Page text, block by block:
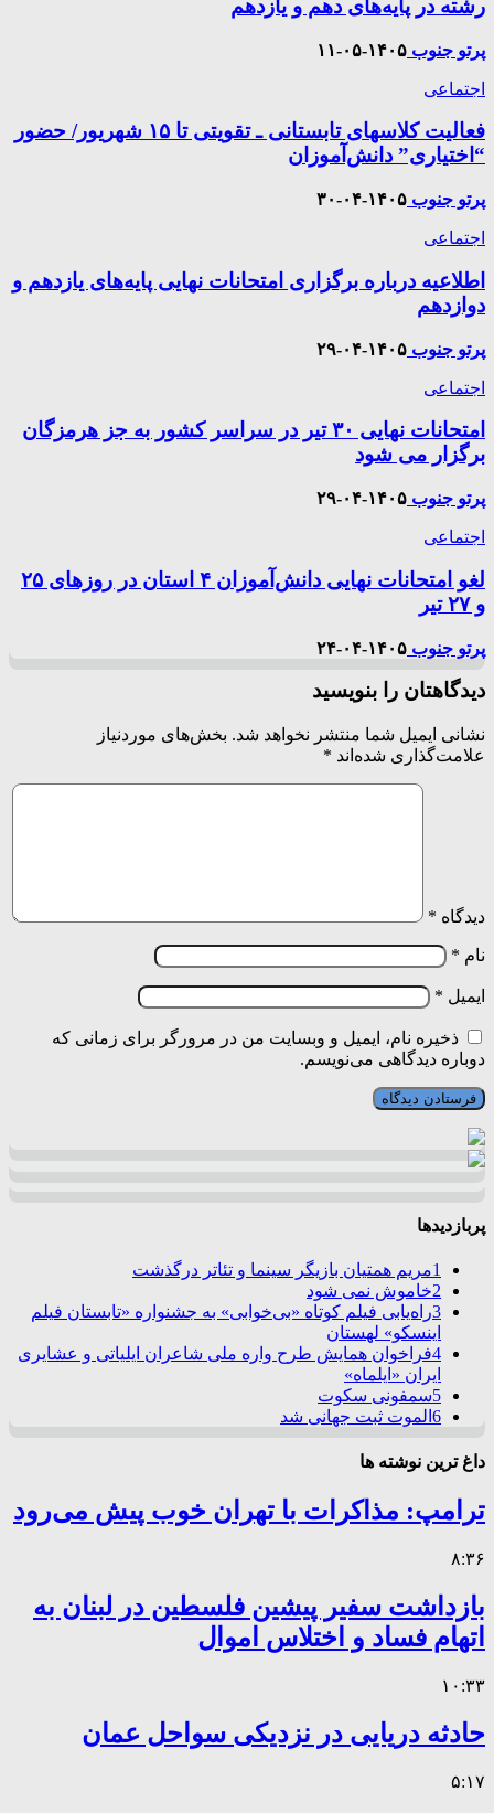
رشته در پایه‌های دهم و یازدهم
پرتو جنوب ۱۴۰۵-۰۵-۱۱
اجتماعی
فعالیت کلاسهای تابستانی ـ تقویتی تا ۱۵ شهریور/ حضور
“اختیاری” دانش‌آموزان
پرتو جنوب ۱۴۰۵-۰۴-۳۰
اجتماعی
اطلاعیه درباره برگزاری امتحانات نهایی پایه‌های یازدهم و
دوازدهم
پرتو جنوب ۱۴۰۵-۰۴-۲۹
اجتماعی
امتحانات نهایی ۳۰ تیر در سراسر کشور به جز هرمزگان
برگزار می شود
پرتو جنوب ۱۴۰۵-۰۴-۲۹
اجتماعی
لغو امتحانات نهایی دانش‌آموزان ۴ استان در روزهای ۲۵
و ۲۷ تیر
پرتو جنوب ۱۴۰۵-۰۴-۲۴
دیدگاهتان را بنویسید
نشانی ایمیل شما منتشر نخواهد شد. بخش‌های موردنیاز
علامت‌گذاری شده‌اند *
دیدگاه *
نام *
ایمیل *
ذخیره نام، ایمیل و وبسایت من در مرورگر برای زمانی که
دوباره دیدگاهی می‌نویسم.
پربازدیدها
1مریم همتیان بازیگر سینما و تئاتر درگذشت
2خاموش نمی شود
3راه‌یابی فیلم کوتاه «بی‌خوابی» به جشنواره «تابستان فیلم
اینسکو» لهستان
4فراخوان همایش طرح واره ملی شاعران ایلیاتی و عشایری
ایران «ایلماه»
5سمفونی سکوت
6 الموت ثبت جهانی شد
داغ ترین نوشته ها
ترامپ: مذاکرات با تهران خوب پیش می‌رود
۸:۳۶
بازداشت سفیر پیشین فلسطین در لبنان به
اتهام فساد و اختلاس اموال
۱۰:۳۳
حادثه دریایی در نزدیکی سواحل عمان
۵:۱۷